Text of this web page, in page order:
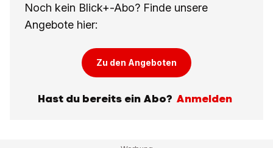
Noch kein Blick+-Abo? Finde unsere
Angebote hier:
Zu den Angeboten
Hast du bereits ein Abo? Anmelden